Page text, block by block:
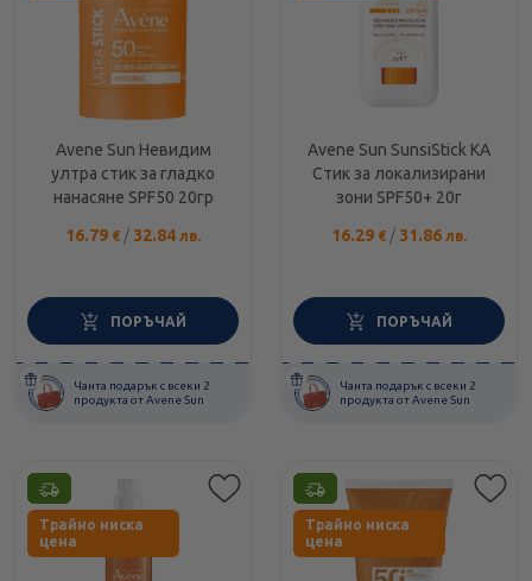
Avene Sun Невидим
ултра стик за гладко
нанасяне SPF50 20гр
16.79 € / 32.84 лв.
ПОРЪЧАЙ
Чанта подарък с всеки 2
продукта от Avene Sun
Avene Sun SunsiStick KA
Стик за локализирани
зони SPF50+ 20г
16.29 € / 31.86 лв.
ПОРЪЧАЙ
Чанта подарък с всеки 2
продукта от Avene Sun
Етикети
Трайно ниска
цена
Етикети
Трайно ниска
цена